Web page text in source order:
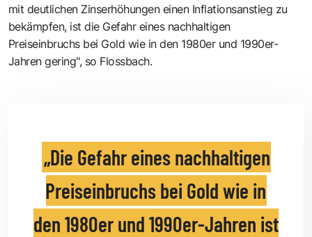
mit deutlichen Zinserhöhungen einen Inflationsanstieg zu
bekämpfen, ist die Gefahr eines nachhaltigen
Preiseinbruchs bei Gold wie in den 1980er und 1990er-
Jahren gering", so Flossbach.
Die Gefahr eines nachhaltigen
Preiseinbruchs bei Gold wie in
den 1980er und 1990er-Jahren ist